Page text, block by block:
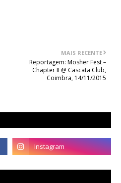
MAIS RECENTE
Reportagem: Mosher Fest –
Chapter II @ Cascata Club,
Coimbra, 14/11/2015